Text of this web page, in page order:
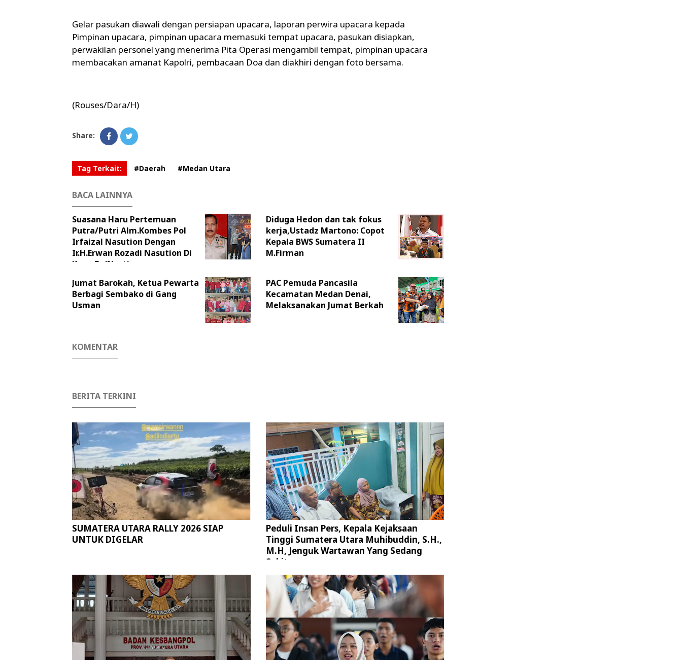
Gelar pasukan diawali dengan persiapan upacara, laporan perwira upacara kepada
Pimpinan upacara, pimpinan upacara memasuki tempat upacara, pasukan disiapkan,
perwakilan personel yang menerima Pita Operasi mengambil tempat, pimpinan upacara
membacakan amanat Kapolri, pembacaan Doa dan diakhiri dengan foto bersama.
(Rouses/Dara/H)
Share:
Tag Terkait: #Daerah #Medan Utara
BACA LAINNYA
Suasana Haru Pertemuan
Putra/Putri Alm.Kombes Pol
Irfaizal Nasution Dengan
Ir.H.Erwan Rozadi Nasution Di
Kape De'Nasti
Diduga Hedon dan tak fokus
kerja,Ustadz Martono: Copot
Kepala BWS Sumatera II
M.Firman
Jumat Barokah, Ketua Pewarta
Berbagi Sembako di Gang
Usman
PAC Pemuda Pancasila
Kecamatan Medan Denai,
Melaksanakan Jumat Berkah
KOMENTAR
BERITA TERKINI
SUMATERA UTARA RALLY 2026 SIAP
UNTUK DIGELAR
Peduli Insan Pers, Kepala Kejaksaan
Tinggi Sumatera Utara Muhibuddin, S.H.,
M.H, Jenguk Wartawan Yang Sedang
Sakit